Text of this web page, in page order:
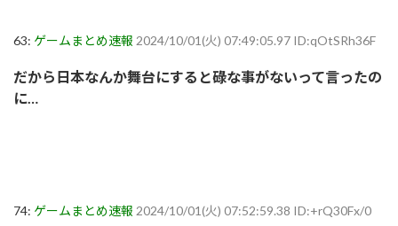
63: ゲームまとめ速報 2024/10/01(火) 07:49:05.97 ID:qOtSRh36F
だから日本なんか舞台にすると碌な事がないって言ったの
に…
74: ゲームまとめ速報 2024/10/01(火) 07:52:59.38 ID:+rQ30Fx/0